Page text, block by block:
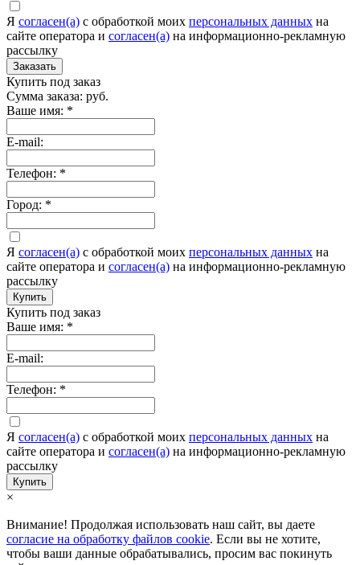
Я согласен(а) c обработкой моих персональных данных на
сайте оператора и согласен(а) на информационно-рекламную
рассылку
Заказать
Купить под заказ
Сумма заказа: руб.
Ваше имя: *
E-mail:
Телефон: *
Город: *
Я согласен(а) c обработкой моих персональных данных на
сайте оператора и согласен(а) на информационно-рекламную
рассылку
Купить
Купить под заказ
Ваше имя: *
E-mail:
Телефон: *
Я согласен(а) c обработкой моих персональных данных на
сайте оператора и согласен(а) на информационно-рекламную
рассылку
Купить
×
Внимание! Продолжая использовать наш сайт, вы даете
согласие на обработку файлов cookie. Если вы не хотите,
чтобы ваши данные обрабатывались, просим вас покинуть